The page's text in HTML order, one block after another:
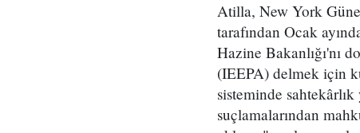
Atilla, New York
tarafından Ocak
Hazine Bakanlığı'nı
(IEEPA) delmek için
sisteminde
suçlamalarından